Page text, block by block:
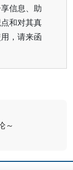
信息、助
和对其真
，请来函
～